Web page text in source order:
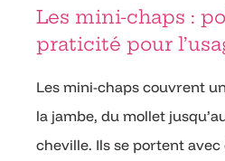
Les mini-chaps :
praticité pour
Les mini-chaps couvrent
la jambe, du mollet
cheville. Ils se portent